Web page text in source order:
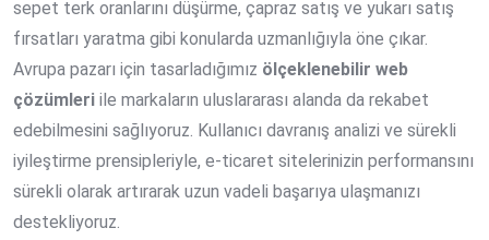
sepet terk oranlarını düşürme, çapraz satış ve yukarı satış
fırsatları yaratma gibi konularda uzmanlığıyla öne çıkar.
Avrupa pazarı için tasarladığımız ölçeklenebilir web
çözümleri ile markaların uluslararası alanda da rekabet
edebilmesini sağlıyoruz. Kullanıcı davranış analizi ve sürekli
iyileştirme prensipleriyle, e-ticaret sitelerinizin performansını
sürekli olarak artırarak uzun vadeli başarıya ulaşmanızı
destekliyoruz.